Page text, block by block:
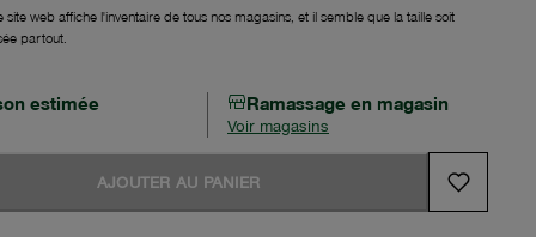
site web affiche l'inventaire de tous nos magasins, et il semble que la taille soit
partout.
estimée Ramassage en magasin
Voir magasins
AJOUTER AU PANIER